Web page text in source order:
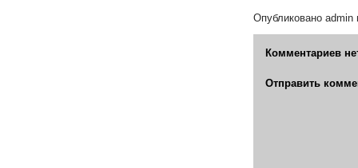
Опубликовано admin
Комментариев
Отправить